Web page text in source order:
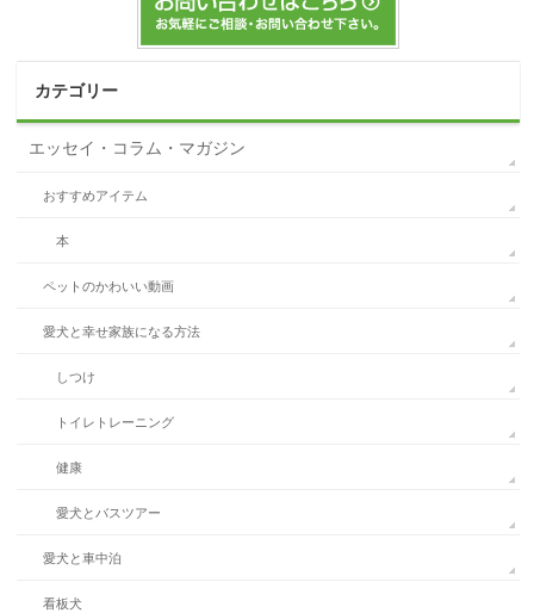
カテゴリー
エッセイ・コラム・マガジン
おすすめアイテム
本
ペットのかわいい動画
愛犬と幸せ家族になる方法
しつけ
トイレトレーニング
健康
愛犬とバスツアー
愛犬と車中泊
看板犬